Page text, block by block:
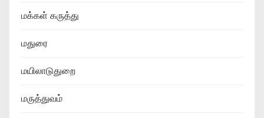
மக்கள் கருத்து
மதுரை
மயிலாடுதுறை
மருத்துவம்